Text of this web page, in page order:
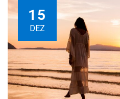
15
DEZ